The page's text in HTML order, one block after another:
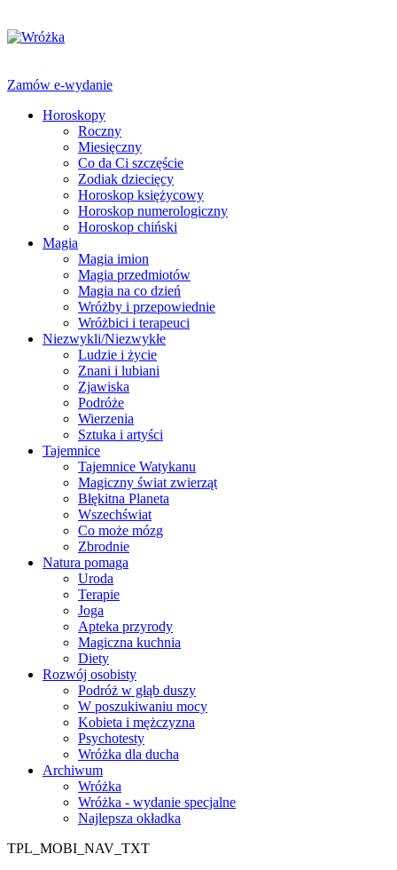
Zamów e-wydanie
Horoskopy
Roczny
Miesięczny
Co da Ci szczęście
Zodiak dziecięcy
Horoskop księżycowy
Horoskop numerologiczny
Horoskop chiński
Magia
Magia imion
Magia przedmiotów
Magia na co dzień
Wróżby i przepowiednie
Wróżbici i terapeuci
Niezwykli/Niezwykłe
Ludzie i życie
Znani i lubiani
Zjawiska
Podróże
Wierzenia
Sztuka i artyści
Tajemnice
Tajemnice Watykanu
Magiczny świat zwierząt
Błękitna Planeta
Wszechświat
Co może mózg
Zbrodnie
Natura pomaga
Uroda
Terapie
Joga
Apteka przyrody
Magiczna kuchnia
Diety
Rozwój osobisty
Podróż w głąb duszy
W poszukiwaniu mocy
Kobieta i mężczyzna
Psychotesty
Wróżka dla ducha
Archiwum
Wróżka
Wróżka - wydanie specjalne
Najlepsza okładka
TPL_MOBI_NAV_TXT